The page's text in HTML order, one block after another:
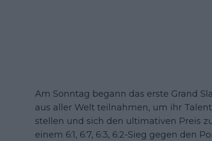
Am Sonntag begann das erste Grand
aus aller Welt teilnahmen, um ihr
stellen und sich den ultimativen Preis
einem 6:1, 6:7, 6:3, 6:2-Sieg gegen den